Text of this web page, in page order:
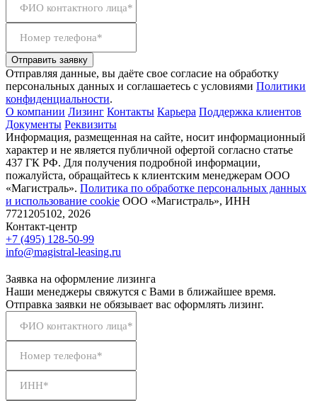
ФИО контактного лица*
Номер телефона*
Отправить заявку
Отправляя данные, вы даёте свое согласие на обработку
персональных данных и соглашаетесь с условиями Политики
конфиденциальности.
О компании Лизинг Контакты Карьера Поддержка клиентов
Документы Реквизиты
Информация, размещенная на сайте, носит информационный
характер и не является публичной офертой согласно статье
437 ГК РФ. Для получения подробной информации,
пожалуйста, обращайтесь к клиентским менеджерам ООО
«Магистраль». Политика по обработке персональных данных
и использование сookie ООО «Магистраль», ИНН
7721205102, 2026
Контакт-центр
+7 (495) 128-50-99
info@magistral-leasing.ru
Заявка на оформление лизинга
Наши менеджеры свяжутся с Вами в ближайшее время.
Отправка заявки не обязывает вас оформлять лизинг.
ФИО контактного лица*
Номер телефона*
ИНН*